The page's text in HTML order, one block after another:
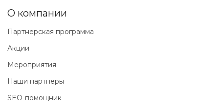
О компании
Партнерская программа
Акции
Мероприятия
Наши партнеры
SEO-помощник